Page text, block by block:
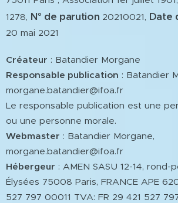
1278, N° de parution 20210021, Date
20 mai 2021
Créateur : Batandier Morgane
Responsable publication : Batandier
morgane.batandier@ifoa.fr
Le responsable publication est une
ou une personne morale.
Webmaster : Batandier Morgane,
morgane.batandier@ifoa.fr
Hébergeur : AMEN SASU 12-14, rond-
Élysées 75008 Paris, FRANCE APE
527 797 00011 TVA: FR 29 421 527